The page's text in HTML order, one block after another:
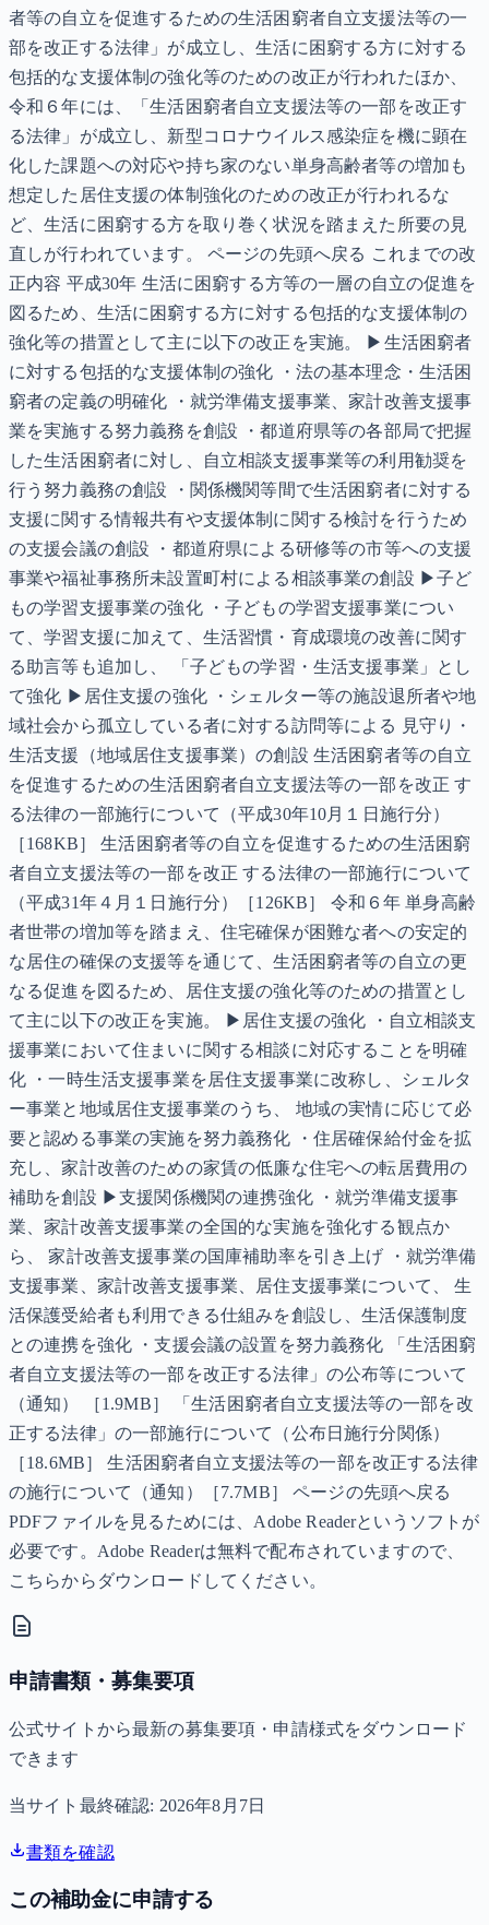
者等の自立を促進するための生活困窮者自立支援法等の一
部を改正する法律」が成立し、生活に困窮する方に対する
包括的な支援体制の強化等のための改正が行われたほか、
令和６年には、「生活困窮者自立支援法等の一部を改正す
る法律」が成立し、新型コロナウイルス感染症を機に顕在
化した課題への対応や持ち家のない単身高齢者等の増加も
想定した居住支援の体制強化のための改正が行われるな
ど、生活に困窮する方を取り巻く状況を踏まえた所要の見
直しが行われています。 ページの先頭へ戻る これまでの改
正内容 平成30年 生活に困窮する方等の一層の自立の促進を
図るため、生活に困窮する方に対する包括的な支援体制の
強化等の措置として主に以下の改正を実施。 ▶生活困窮者
に対する包括的な支援体制の強化 ・法の基本理念・生活困
窮者の定義の明確化 ・就労準備支援事業、家計改善支援事
業を実施する努力義務を創設 ・都道府県等の各部局で把握
した生活困窮者に対し、自立相談支援事業等の利用勧奨を
行う努力義務の創設 ・関係機関等間で生活困窮者に対する
支援に関する情報共有や支援体制に関する検討を行うため
の支援会議の創設 ・都道府県による研修等の市等への支援
事業や福祉事務所未設置町村による相談事業の創設 ▶子ど
もの学習支援事業の強化 ・子どもの学習支援事業につい
て、学習支援に加えて、生活習慣・育成環境の改善に関す
る助言等も追加し、 「子どもの学習・生活支援事業」とし
て強化 ▶居住支援の強化 ・シェルター等の施設退所者や地
域社会から孤立している者に対する訪問等による 見守り・
生活支援（地域居住支援事業）の創設 生活困窮者等の自立
を促進するための生活困窮者自立支援法等の一部を改正 す
る法律の一部施行について（平成30年10月１日施行分）
［168KB］ 生活困窮者等の自立を促進するための生活困窮
者自立支援法等の一部を改正 する法律の一部施行について
（平成31年４月１日施行分）［126KB］ 令和６年 単身高齢
者世帯の増加等を踏まえ、住宅確保が困難な者への安定的
な居住の確保の支援等を通じて、生活困窮者等の自立の更
なる促進を図るため、居住支援の強化等のための措置とし
て主に以下の改正を実施。 ▶居住支援の強化 ・自立相談支
援事業において住まいに関する相談に対応することを明確
化 ・一時生活支援事業を居住支援事業に改称し、シェルタ
ー事業と地域居住支援事業のうち、 地域の実情に応じて必
要と認める事業の実施を努力義務化 ・住居確保給付金を拡
充し、家計改善のための家賃の低廉な住宅への転居費用の
補助を創設 ▶支援関係機関の連携強化 ・就労準備支援事
業、家計改善支援事業の全国的な実施を強化する観点か
ら、 家計改善支援事業の国庫補助率を引き上げ ・就労準備
支援事業、家計改善支援事業、居住支援事業について、 生
活保護受給者も利用できる仕組みを創設し、生活保護制度
との連携を強化 ・支援会議の設置を努力義務化 「生活困窮
者自立支援法等の一部を改正する法律」の公布等について
（通知） ［1.9MB］ 「生活困窮者自立支援法等の一部を改
正する法律」の一部施行について（公布日施行分関係）
［18.6MB］ 生活困窮者自立支援法等の一部を改正する法律
の施行について（通知）［7.7MB］ ページの先頭へ戻る
PDFファイルを見るためには、Adobe Readerというソフトが
必要です。Adobe Readerは無料で配布されていますので、
こちらからダウンロードしてください。
申請書類・募集要項
公式サイトから最新の募集要項・申請様式をダウンロード
できます
当サイト最終確認: 2026年8月7日
書類を確認
この補助金に申請する